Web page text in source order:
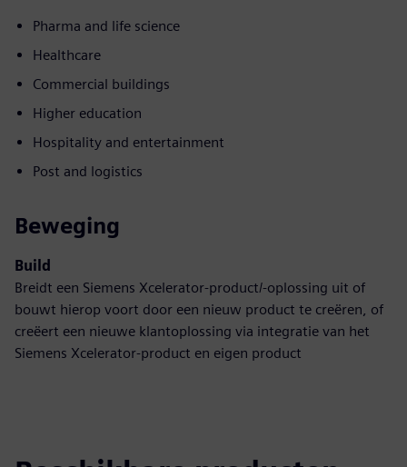
Pharma and life science
Healthcare
Commercial buildings
Higher education
Hospitality and entertainment
Post and logistics
Beweging
Build
Breidt een Siemens Xcelerator-product/-oplossing uit of
bouwt hierop voort door een nieuw product te creëren, of
creëert een nieuwe klantoplossing via integratie van het
Siemens Xcelerator-product en eigen product